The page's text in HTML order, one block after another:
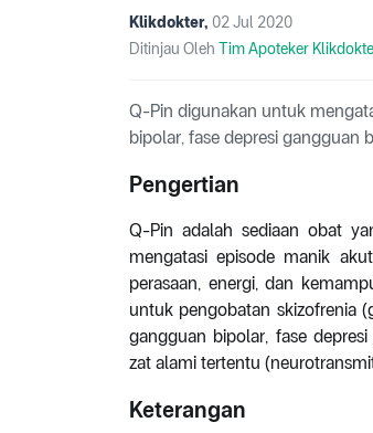
Klikdokter, 02 Jul 2020
Ditinjau Oleh Tim Apoteker
Q-Pin digunakan untuk
bipolar, fase depresi gangguan
Pengertian
Q-Pin adalah sediaan obat
mengatasi episode manik
perasaan, energi, dan
untuk pengobatan skizofrenia
gangguan bipolar, fase
zat alami tertentu
Keterangan